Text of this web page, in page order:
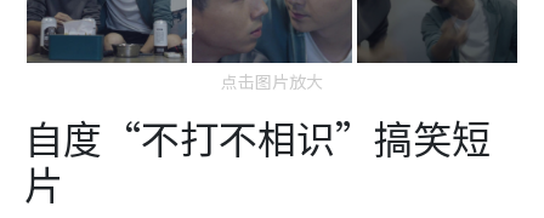
点击图片放大
自度“不打不相识”搞笑短
片